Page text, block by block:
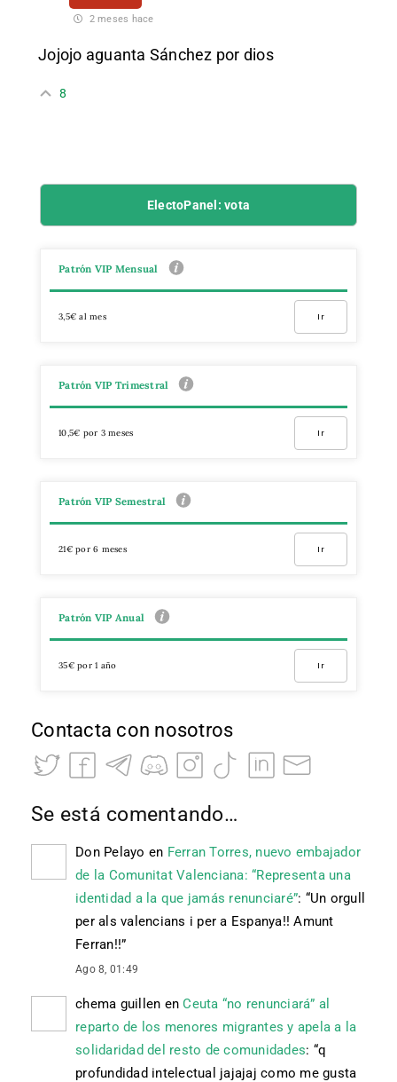
2 meses hace
Jojojo aguanta Sánchez por dios
8
ElectoPanel: vota
Patrón VIP Mensual
3,5€ al mes Ir
Patrón VIP Trimestral
10,5€ por 3 meses Ir
Patrón VIP Semestral
21€ por 6 meses Ir
Patrón VIP Anual
35€ por 1 año Ir
Contacta con nosotros
Se está comentando…
Don Pelayo en Ferran Torres, nuevo embajador
de la Comunitat Valenciana: “Representa una
identidad a la que jamás renunciaré”: “Un orgull
per als valencians i per a Espanya!! Amunt
Ferran!!”
Ago 8, 01:49
chema guillen enCeuta “no renunciará” al
reparto de los menores migrantes y apela a la
solidaridad del resto de comunidades: “q
profundidad intelectual jajajaj como me gusta